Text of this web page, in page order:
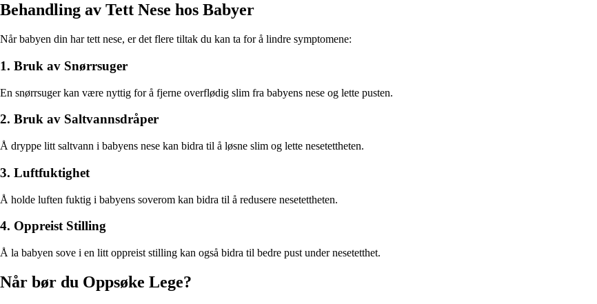
Behandling av Tett Nese hos Babyer
Når babyen din har tett nese, er det flere tiltak du kan ta for å lindre symptomene:
1. Bruk av Snørrsuger
En snørrsuger kan være nyttig for å fjerne overflødig slim fra babyens nese og lette pusten.
2. Bruk av Saltvannsdråper
Å dryppe litt saltvann i babyens nese kan bidra til å løsne slim og lette nesetettheten.
3. Luftfuktighet
Å holde luften fuktig i babyens soverom kan bidra til å redusere nesetettheten.
4. Oppreist Stilling
Å la babyen sove i en litt oppreist stilling kan også bidra til bedre pust under nesetetthet.
Når bør du Oppsøke Lege?